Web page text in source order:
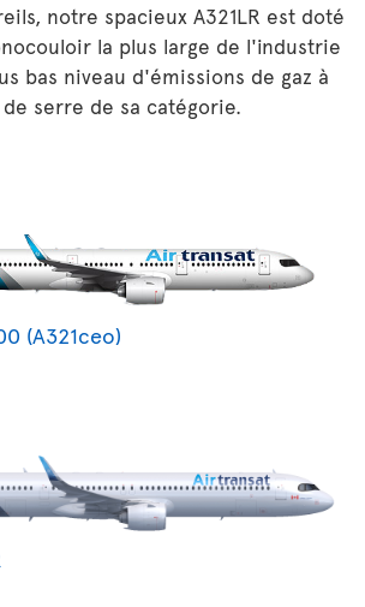
notre spacieux A321LR est doté
la plus large de l'industrie
bas niveau d'émissions de gaz à
serre de sa catégorie.
(A321ceo)